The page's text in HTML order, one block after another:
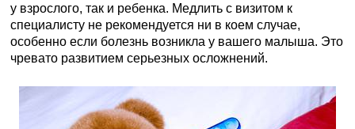
у взрослого, так и ребенка. Медлить с визитом к
специалисту не рекомендуется ни в коем случае,
особенно если болезнь возникла у вашего малыша. Это
чревато развитием серьезных осложнений.